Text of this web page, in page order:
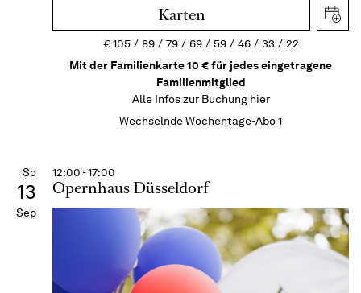
Karten
€105 89 79 69 59 46 33
22
Mit der Familienkarte 10 € für jedes eingetragene
Familienmitglied
Alle Infos zur Buchung hier
Wechselnde Wochentage-Abo 1
So
13
Sep
12:00 - 17:00
Opernhaus Düsseldorf